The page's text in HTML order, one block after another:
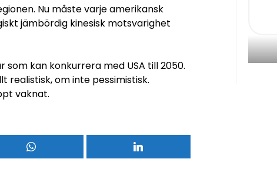
Nu måste varje amerikansk
jämbördig kinesisk motsvarighet
som kan konkurrera med USA till 2050.
realistisk, om inte pessimistisk.
vaknat.